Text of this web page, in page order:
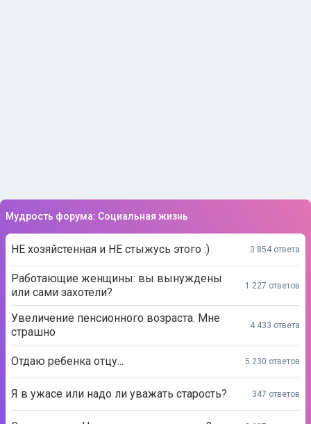
Мудрость форума: Социальная жизнь
НЕ хозяйстенная и НЕ стыжусь этого :) 3 854 ответа
Работающие женщины: вы вынуждены
или сами захотели?
1 227 ответов
Увеличение пенсионного возраста. Мне
страшно
4 433 ответа
Отдаю ребенка отцу... 5 230 ответов
Я в ужасе или надо ли уважать старость? 347 ответов